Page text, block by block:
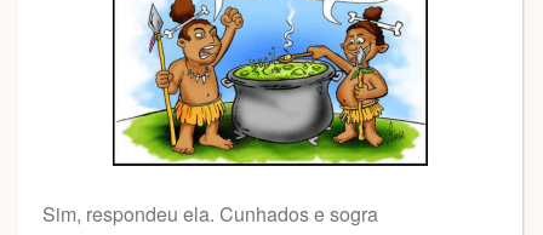
Sim, respondeu ela. Cunhados e sogra